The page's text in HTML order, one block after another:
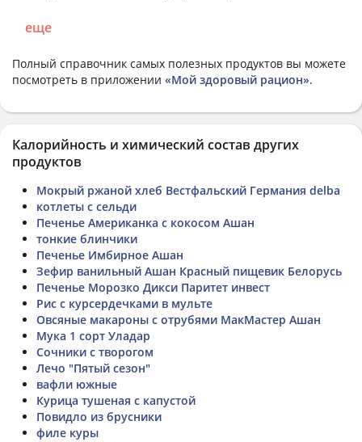
еще
Полный справочник самых полезных продуктов вы можете
посмотреть в приложении «Мой здоровый рацион».
Калорийность и химический состав других
продуктов
Мокрый ржаной хлеб Вестфальский Германия delba
котлеты с сельди
Печенье Американка с кокосом Ашан
тонкие блинчики
Печенье Имбирное Ашан
Зефир ванильный Ашан Красный пищевик Белорусь
Печенье Морозко Дикси Паритет инвест
Рис с курсердечками в мульте
Овсяные макароны с отрубями МакМастер Ашан
Мука 1 сорт Уладар
Сочники с творогом
Лечо "Пятый сезон"
вафли южные
Курица тушеная с капустой
Повидло из брусники
филе куры